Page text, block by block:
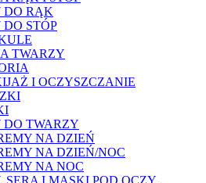
DO RĄK
STÓP
TWARZY
I OCZYSZCZANIE
DO TWARZY
NA DZIEŃ
NA DZIEŃ/NOC
NA NOC
SERA I MASKI POD OCZY